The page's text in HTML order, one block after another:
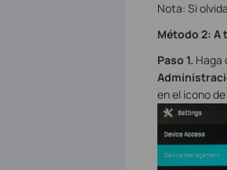
Nota: Si
Método 2: A
Paso 1. Haga
en el icono